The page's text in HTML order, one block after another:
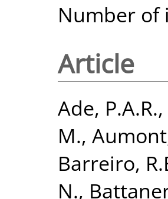
Number of
Article
Ade, P.A.R.,
M.,
Barreiro,
N.,